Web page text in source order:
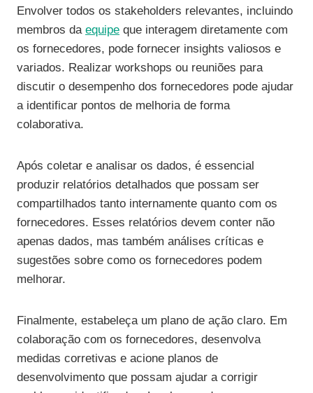
Envolver todos os stakeholders relevantes, incluindo
membros da equipe que interagem diretamente com
os fornecedores, pode fornecer insights valiosos e
variados. Realizar workshops ou reuniões para
discutir o desempenho dos fornecedores pode ajudar
a identificar pontos de melhoria de forma
colaborativa.
Após coletar e analisar os dados, é essencial
produzir relatórios detalhados que possam ser
compartilhados tanto internamente quanto com os
fornecedores. Esses relatórios devem conter não
apenas dados, mas também análises críticas e
sugestões sobre como os fornecedores podem
melhorar.
Finalmente, estabeleça um plano de ação claro. Em
colaboração com os fornecedores, desenvolva
medidas corretivas e acione planos de
desenvolvimento que possam ajudar a corrigir